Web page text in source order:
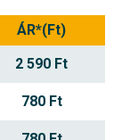
ÁR*(Ft)
2 590 Ft
780 Ft